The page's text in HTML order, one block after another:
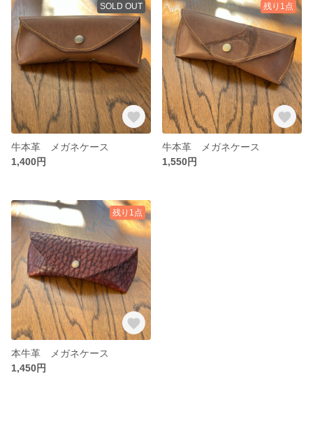
SOLD OUT
牛本革 メガネケース
1,400円
残り1点
牛本革 メガネケース
1,550円
残り1点
本牛革 メガネケース
1,450円